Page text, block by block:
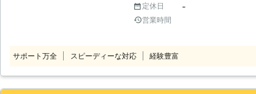
りはもちろん、不用品回収・簡
依頼を承っております。 対応
富な熟練のスタッフがお伺い
ん」として、富山県の地域の皆
けるサービスのご提供を心が
っと手伝ってほしいけどどこ
定休日 -
営業時間
サポート万全 スピーディーな対応 経験豊富